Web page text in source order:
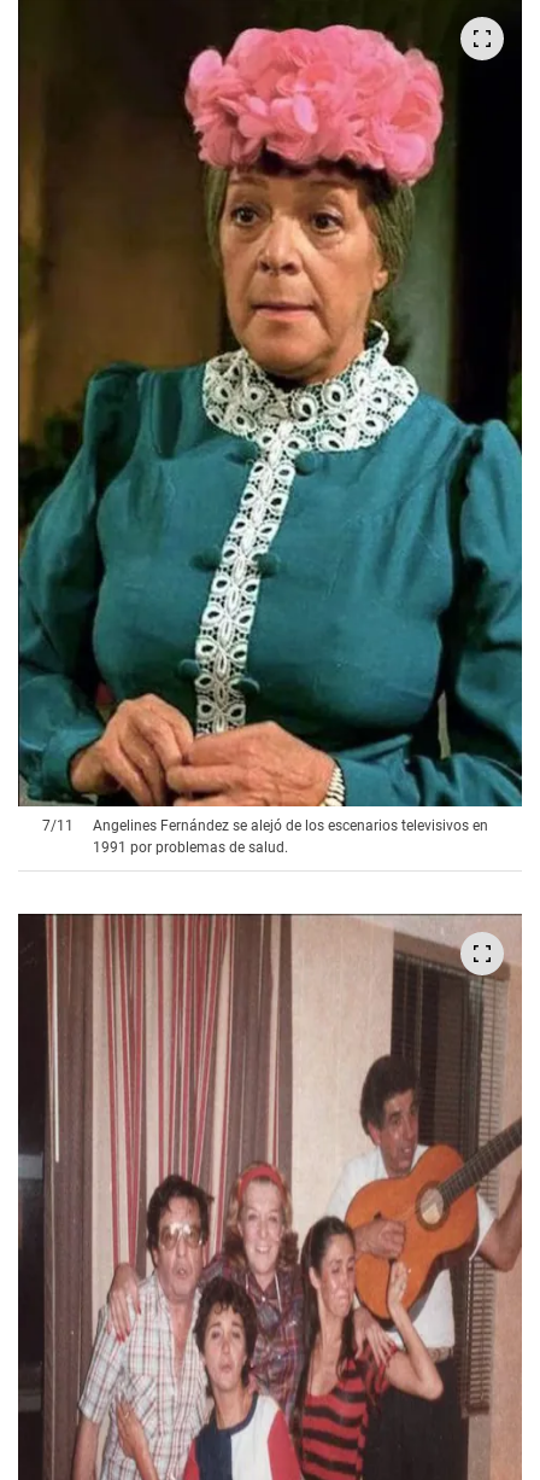
7/11
Angelines Fernández se alejó de los escenarios televisivos en
1991 por problemas de salud.